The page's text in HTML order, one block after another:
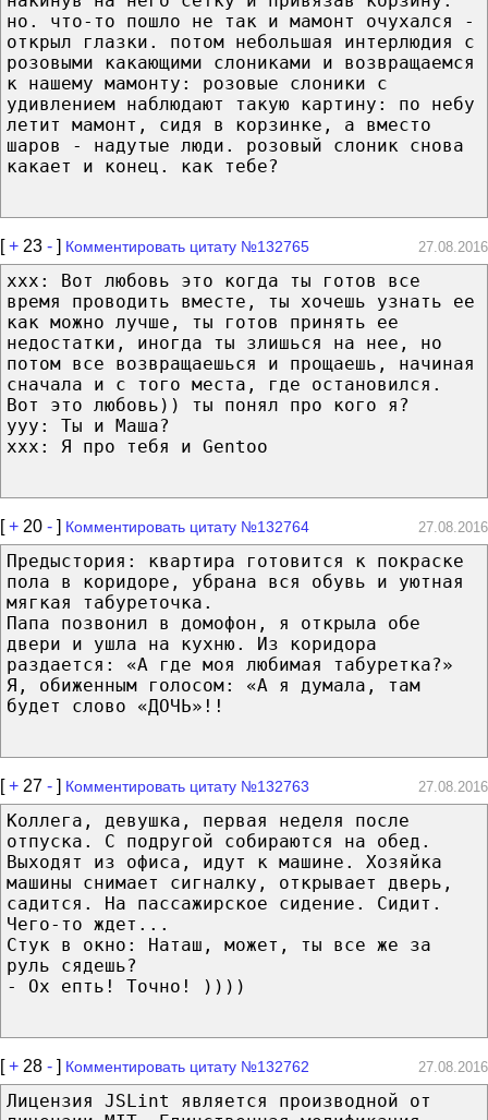
но. что-то пошло не так и мамонт очухался -
открыл глазки. потом небольшая интерлюдия с
розовыми какающими слониками и возвращаемся
к нашему мамонту: розовые слоники с
удивлением наблюдают такую картину: по небу
летит мамонт, сидя в корзинке, а вместо
шаров - надутые люди. розовый слоник снова
какает и конец. как тебе?
[+ 23 - ] Комментировать цитату №132765 27.08.2016
xxx: Вот любовь это когда ты готов все
время проводить вместе, ты хочешь узнать ее
как можно лучше, ты готов принять ее
недостатки, иногда ты злишься на нее, но
потом все возвращаешься и прощаешь, начиная
сначала и с того места, где остановился.
Вот это любовь)) ты понял про кого я?
yyy: Ты и Маша?
xxx: Я про тебя и Gentoo
[+ 20 - ] Комментировать цитату №132764 27.08.2016
Предыстория: квартира готовится к покраске
пола в коридоре, убрана вся обувь и уютная
мягкая табуреточка.
Папа позвонил в домофон, я открыла обе
двери и ушла на кухню. Из коридора
раздается: «А где моя любимая табуретка?»
Я, обиженным голосом: «А я думала, там
будет слово «ДОЧЬ»!!
[+ 27 - ] Комментировать цитату №132763 27.08.2016
Коллега, девушка, первая неделя после
отпуска. С подругой собираются на обед.
Выходят из офиса, идут к машине. Хозяйка
машины снимает сигналку, открывает дверь,
садится. На пассажирское сидение. Сидит.
Чего-то ждет...
Стук в окно: Наташ, может, ты все же за
руль сядешь?
- Ох епть! Точно! ))))
[+ 28 - ] Комментировать цитату №132762 27.08.2016
Лицензия JSLint является производной от